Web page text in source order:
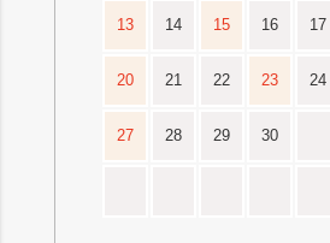
13 14 15 16 17
20 21 22 23 24
27 28 29 30